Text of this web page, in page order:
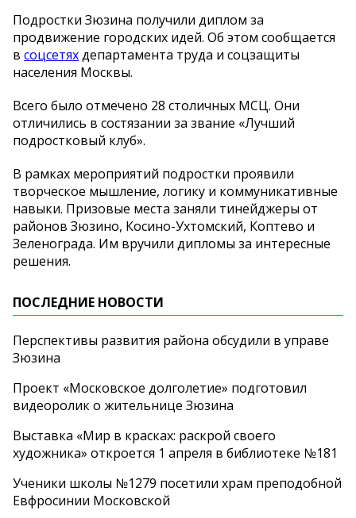
Подростки Зюзина получили диплом за
продвижение городских идей. Об этом сообщается
в соцсетяхдепартамента труда и соцзащиты
населения Москвы.
Всего было отмечено 28 столичных МСЦ. Они
отличились в состязании за звание «Лучший
подростковый клуб».
В рамках мероприятий подростки проявили
творческое мышление, логику и коммуникативные
навыки. Призовые места заняли тинейджеры от
районов Зюзино, Косино-Ухтомский, Коптево и
Зеленограда. Им вручили дипломы за интересные
решения.
ПОСЛЕДНИЕ НОВОСТИ
Перспективы развития района обсудили в управе
Зюзина
Проект «Московское долголетие» подготовил
видеоролик о жительнице Зюзина
Выставка «Мир в красках: раскрой своего
художника» откроется 1 апреля в библиотеке №181
Ученики школы №1279 посетили храм преподобной
Евфросинии Московской